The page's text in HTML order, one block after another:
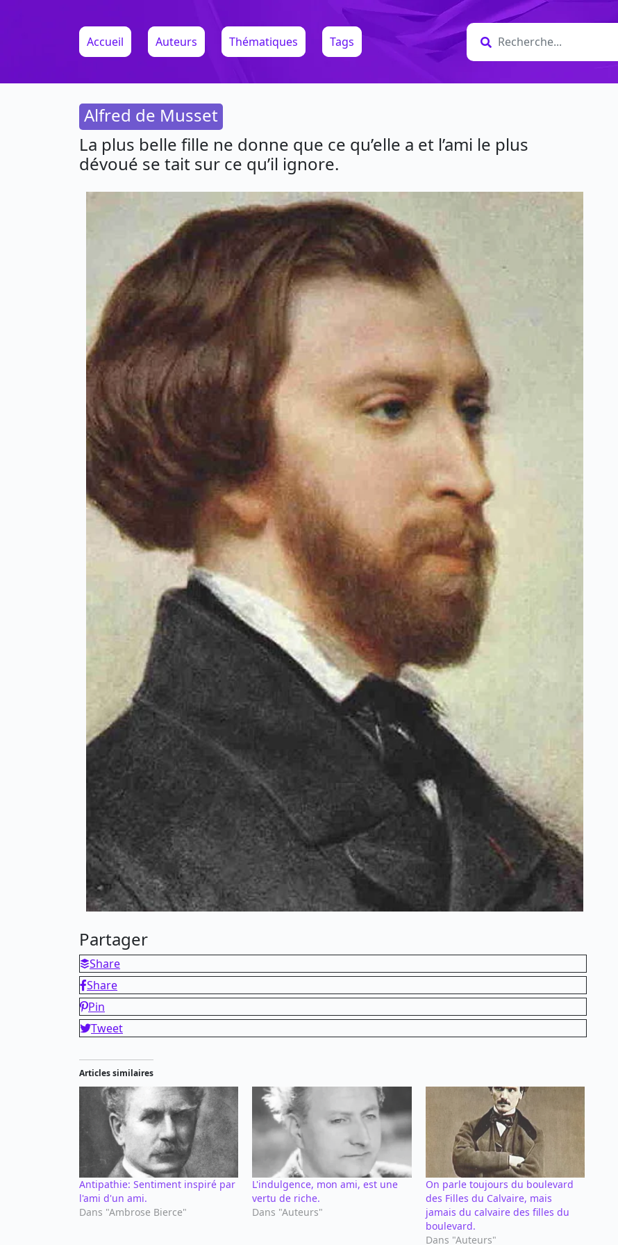
Accueil Auteurs Thématiques Tags
Alfred de Musset
La plus belle fille ne donne que ce qu’elle a et l’ami le plus
dévoué se tait sur ce qu’il ignore.
Partager
Share
Share
Pin
Tweet
Articles similaires
Antipathie: Sentiment inspiré par
l'ami d'un ami.
Dans "Ambrose Bierce"
L'indulgence, mon ami, est une
vertu de riche.
Dans "Auteurs"
On parle toujours du boulevard
des Filles du Calvaire, mais
jamais du calvaire des filles du
boulevard.
Dans "Auteurs"